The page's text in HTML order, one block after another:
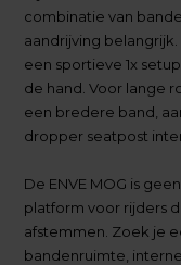
combinatie van
aandrijving
een sportieve 1x
de hand. Voor lange
een bredere band,
dropper seatpost
De ENVE MOG is
platform voor rijders
afstemmen. Zoek je
bandenruimte,